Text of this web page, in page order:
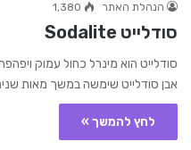
הנהלת האתר 1,380
סודלייט Sodalite
סודלייט הוא מינרל כחול עמוק
אבן סודלייט שימשה במשך מאות
לחץ להמשך »